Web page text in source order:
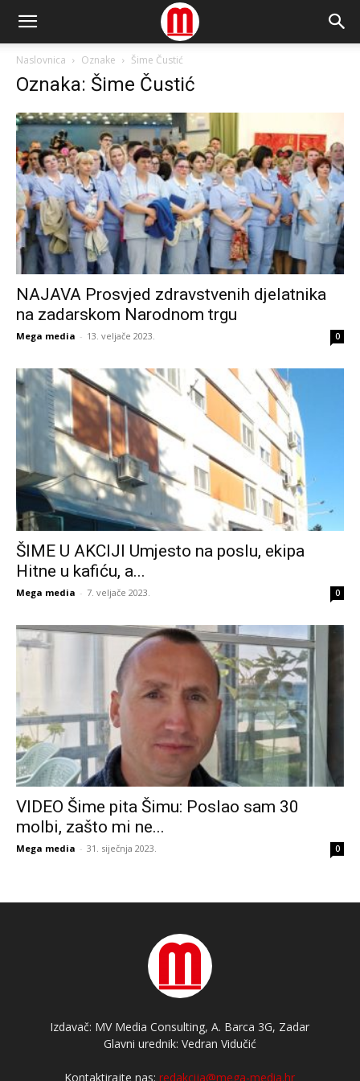
Naslovnica Oznake Šime Čustić
Oznaka: Šime Čustić
NAJAVA Prosvjed zdravstvenih djelatnika
na zadarskom Narodnom trgu
Mega media - 13. veljače 2023. 0
ŠIME U AKCIJI Umjesto na poslu, ekipa
Hitne u kafiću, a...
Mega media - 7. veljače 2023. 0
VIDEO Šime pita Šimu: Poslao sam 30
molbi, zašto mi ne...
Mega media - 31. siječnja 2023. 0
Izdavač: MV Media Consulting, A. Barca 3G, Zadar
Glavni urednik: Vedran Vidučić
Kontaktirajte nas:redakcija@mega-media.hr